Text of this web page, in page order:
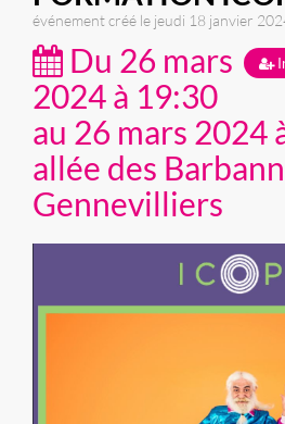
événement créé le jeudi 18 janvier
Du 26 mars
2024 à 19:30
au 26 mars 2024
allée des
Gennevilliers